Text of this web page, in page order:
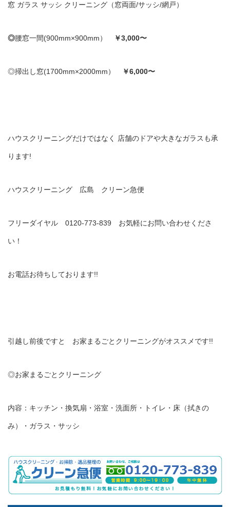
窓 ガラス サッシ クリーニング（窓両面/サッシ/網戸）
◎腰窓一間(900mm×900mm） ￥3,000〜
◎掃出し窓(1700mm×2000mm） ￥6,000〜
ハウスクリーニングだけではなく 店舗のドアや大きなガラスも承
ります!
ハウスクリーニング 広島 クリーン急便
フリーダイヤル 0120-773-839 お気軽にお問い合わせくださ
い！
お電話お待ちしております!!
引越し前後ですと お家まるごとクリーニングがオススメです!!
◎お家まるごとクリーニング
内容：キッチン・換気扇・浴室・洗面所・トイレ・床（拭きの
み）・ガラス・サッシ